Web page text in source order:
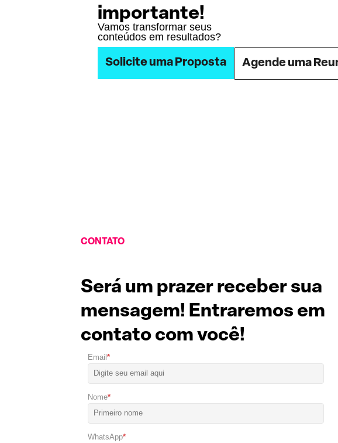
importante!
Vamos transformar seus
conteúdos em resultados?
Solicite uma Proposta Agende uma
CONTATO
Será um prazer receber sua
mensagem! Entraremos em
contato com você!
Email *
Nome*
WhatsApp*